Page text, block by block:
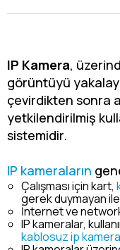
IP Kamera,
görüntüyü
çevirdikten sonra
yetkilendirilmiş
sistemidir.
IP kameraların
Çalışması için kart,
gerek duymayan
İnternet ve
IP kameralar,
kablosuz ip kamera